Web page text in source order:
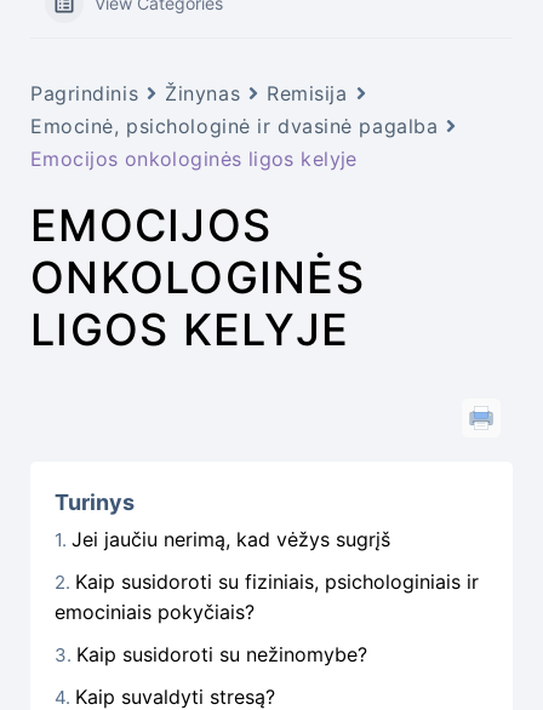
Pagrindinis Žinynas
Remisija
Emocinė, psichologinė ir dvasinė pagalba
Emocijos onkologinės ligos kelyje
EMOCIJOS
ONKOLOGINĖS
LIGOS KELYJE
Turinys
Jei jaučiu nerimą, kad vėžys sugrįš
Kaip susidoroti su fiziniais, psichologiniais ir
emociniais pokyčiais?
Kaip susidoroti su nežinomybe?
Kaip suvaldyti stresą?